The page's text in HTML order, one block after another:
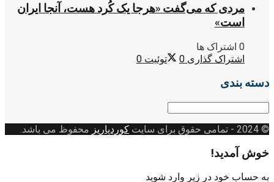
مردی که می‌گفت «هرجا یک کُرد هست، آنجا ایران
است»
0 اشتراک ها
اشتراک گذاری 0 توئیت 0
دسته بندی
دسته
© 2024
- تمامی حقوق برای سایت کوردپاریز محفوظ می باشد.
خوش آمدید!
به حساب خود در زیر وارد شوید